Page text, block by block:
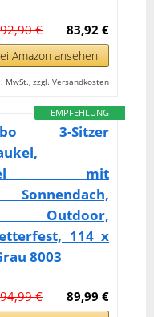
83,92 €
92,90 €
Amazon ansehen
MwSt., zzgl. Versandkosten
EMPFEHLUNG
3-Sitzer
mit
Sonnendach,
Outdoor,
114 x
8003
89,99 €
94,99 €